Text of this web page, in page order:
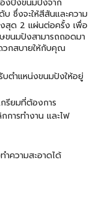
องปิ้งขนมปังจาก
ซึ่งจะให้สีสันและความ
สุด 2 แผ่นต่อครั้ง เพื่อ
ขนมปังสามารถถอดมา
วกสบายให้กับคุณ
ตำแหน่งขนมปังให้อยู่
รียมที่ต้องการ
ารทำงาน และไฟ
ความสะอาดได้